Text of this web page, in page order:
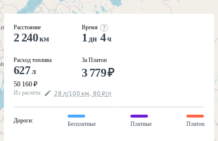
Расстояние
2 240км
Расход топлива
627л
50 160 ₽
Время
1 дн 4ч
За Платон
3 779₽
Из расчёта: 28 л/100 км, 80 ₽/л
Дороги:
Бесплатные Платные Платон